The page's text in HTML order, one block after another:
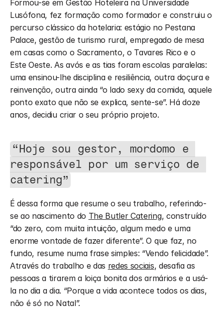
Formou-se em Gestão Hoteleira na Universidade
Lusófona, fez formação como formador e construiu o
percurso clássico da hotelaria: estágio no Pestana
Palace, gestão de turismo rural, empregado de mesa
em casas como o Sacramento, o Tavares Rico e o
Este Oeste. As avós e as tias foram escolas paralelas:
uma ensinou-lhe disciplina e resiliência, outra doçura e
reinvenção, outra ainda “o lado sexy da comida, aquele
ponto exato que não se explica, sente-se”. Há doze
anos, decidiu criar o seu próprio projeto.
“Hoje sou gestor, mordomo e
responsável por um serviço de
catering”
É dessa forma que resume o seu trabalho, referindo-
se ao nascimento do The Butler Catering, construído
“do zero, com muita intuição, algum medo e uma
enorme vontade de fazer diferente”. O que faz, no
fundo, resume numa frase simples: “Vendo felicidade”.
Através do trabalho e das redes sociais, desafia as
pessoas a tirarem a loiça bonita dos armários e a usá-
la no dia a dia. “Porque a vida acontece todos os dias,
não é só no Natal”.